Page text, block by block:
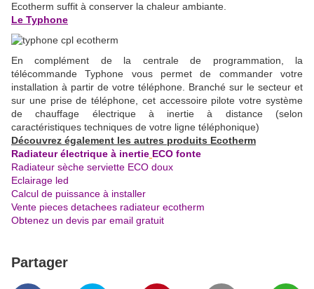
Ecotherm suffit à conserver la chaleur ambiante.
Le Typhone
En complément de la centrale de programmation, la
télécommande Typhone vous permet de commander votre
installation à partir de votre téléphone. Branché sur le secteur et
sur une prise de téléphone, cet accessoire pilote votre système
de chauffage électrique à inertie à distance (selon
caractéristiques techniques de votre ligne téléphonique)
Découvrez également les autres produits Ecotherm
Radiateur électrique à inertie ECO fonte
Radiateur sèche serviette ECO doux
Eclairage led
Calcul de puissance à installer
Vente pieces detachees radiateur ecotherm
Obtenez un devis par email gratuit
Partager